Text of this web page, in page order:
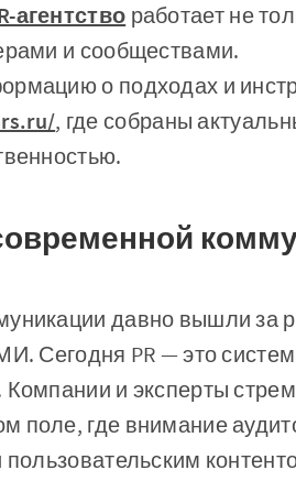
агентство работает не
и сообществами.
о подходах и
, где собраны
давно вышли за
Сегодня PR — это
Компании и эксперты
поле, где внимание